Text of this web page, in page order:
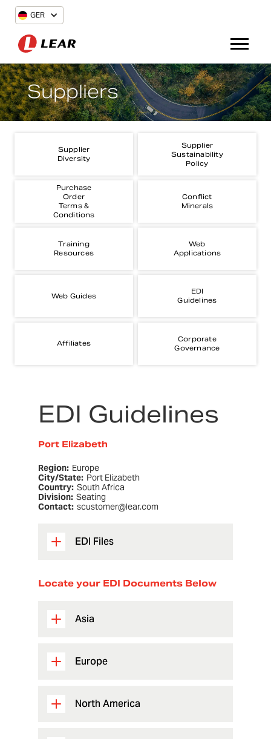
GER
Suppliers
Supplier
Diversity
Supplier
Sustainability
Policy
Purchase
Order
Terms &
Conditions
Conflict
Minerals
Training
Resources
Web
Applications
Web Guides
EDI
Guidelines
Affiliates
Corporate
Governance
EDI Guidelines
Port Elizabeth
Region: Europe
City/State: Port Elizabeth
Country: South Africa
Division: Seating
Contact: scustomer@lear.com
EDI Files
Locate your EDI Documents Below
Asia
Europe
North America